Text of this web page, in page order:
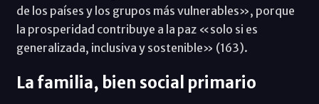
de los países y los grupos más vulnerables», porque
la prosperidad contribuye a la paz «solo si es
generalizada, inclusiva y sostenible» (163).
La familia, bien social primario